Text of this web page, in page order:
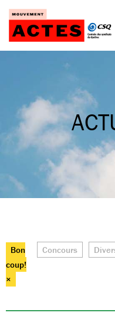
Passer
contenu
Bon
coup!
×
Concours